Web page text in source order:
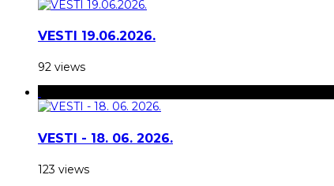
VESTI 19.06.2026.
92 views
VESTI - 18. 06. 2026.
123 views